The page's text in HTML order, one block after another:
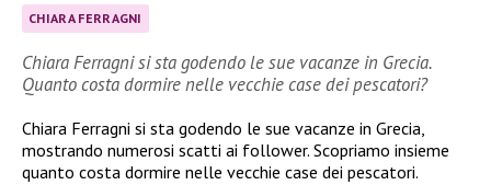
CHIARA FERRAGNI
Chiara Ferragni si sta godendo le sue vacanze in Grecia.
Quanto costa dormire nelle vecchie case dei pescatori?
Chiara Ferragni si sta godendo le sue vacanze in Grecia,
mostrando numerosi scatti ai follower. Scopriamo insieme
quanto costa dormire nelle vecchie case dei pescatori.